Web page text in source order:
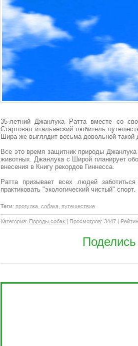
35-летний Джанлука Ратта вместе со
Стартовал итальянский любитель
Шира же выглядит весьма довольной такой
Все это время защитник природы
животных. Джанлука с Широй планирует
внесения в Книгу рекордов Гиннесса.
Ратта призывает всех людей
практиковать "экологический чистый" спорт.
Теги: прогулка собака путешествие
Категория: Породы собак | Просмотров: 3447 |